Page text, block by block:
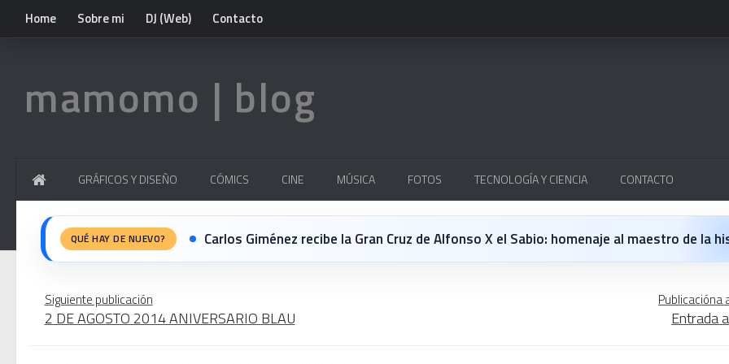
Home Sobre mi DJ (Web) Contacto
mamomo | blog
GRÁFICOS Y DISEÑO CÓMICS CINE MÚSICA FOTOS TECNOLOGÍA Y CIENCIA CONTACTO
QUÉ HAY DE NUEVO? Carlos Giménez recibe la Gran Cruz de Alfonso X el Sabio: homenaje al maestro de la historieta
Siguiente publicación
2 DE AGOSTO 2014 ANIVERSARIO BLAU
Publicacióna
Entrada